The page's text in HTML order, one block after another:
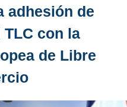
adhesión de
TLC con la
de Libre